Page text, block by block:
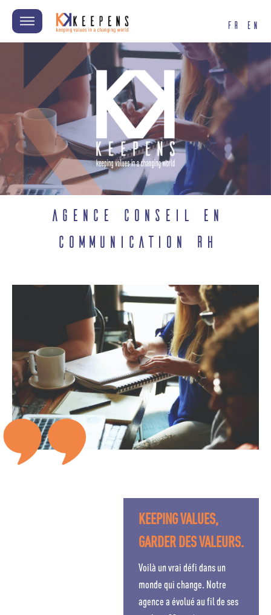
FR EN
agence conseil en
communication RH
KEEPING VALUES,
GARDER DES VALEURS.
Voilà un vrai défi dans un
monde qui change. Notre
agence a évolué au fil de ses